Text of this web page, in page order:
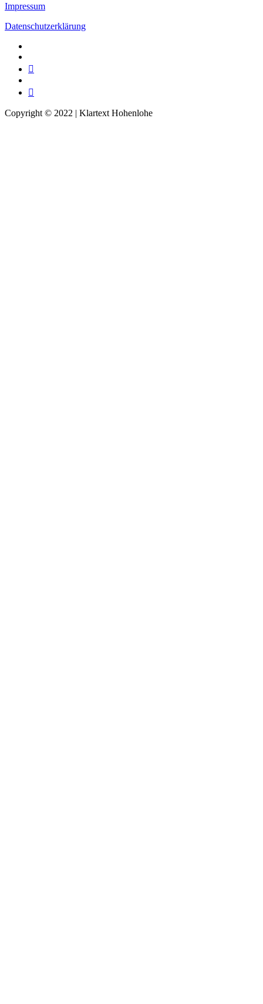
Impressum
Datenschutzerklärung
Copyright © 2022 | Klartext Hohenlohe